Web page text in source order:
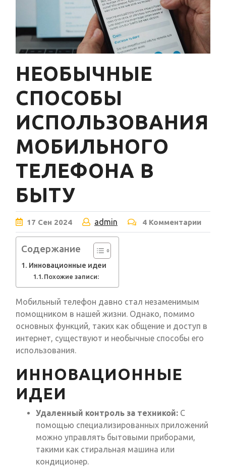
НЕОБЫЧНЫЕ
СПОСОБЫ
ИСПОЛЬЗОВАНИЯ
МОБИЛЬНОГО
ТЕЛЕФОНА В
БЫТУ
17 Сен 2024 admin 4 Комментарии
Содержание
Инновационные идеи
Похожие записи:
Мобильный телефон давно стал незаменимым
помощником в нашей жизни. Однако, помимо
основных функций, таких как общение и доступ в
интернет, существуют и необычные способы его
использования.
ИННОВАЦИОННЫЕ
ИДЕИ
Удаленный контроль за техникой: С
помощью специализированных приложений
можно управлять бытовыми приборами,
такими как стиральная машина или
кондиционер.